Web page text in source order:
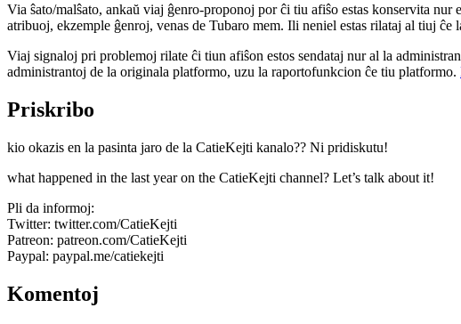
Via ŝato/malŝato, ankaŭ viaj ĝenro-proponoj por ĉi tiu afiŝo estas konservita
atribuoj, ekzemple ĝenroj, venas de Tubaro mem. Ili neniel estas rilataj al tiuj ĉe
Viaj signaloj pri problemoj rilate ĉi tiun afiŝon estos sendataj nur al la
administrantoj de la originala platformo, uzu la raportofunkcion ĉe tiu platformo.
Priskribo
kio okazis en la pasinta jaro de la CatieKejti kanalo?? Ni pridiskutu!
what happened in the last year on the CatieKejti channel? Let’s talk about it!
Pli da informoj:
Twitter: twitter.com/CatieKejti
Patreon: patreon.com/CatieKejti
Paypal: paypal.me/catiekejti
Komentoj